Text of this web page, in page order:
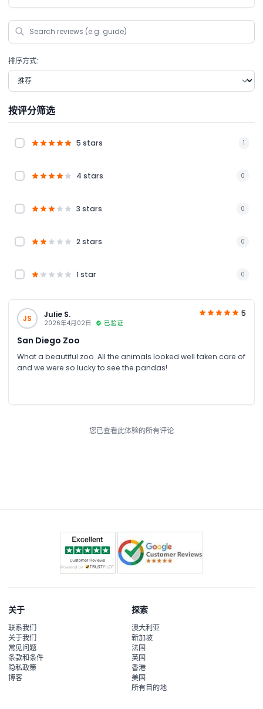
排序方式:
按评分筛选
5 stars 1
4 stars 0
3 stars 0
2 stars 0
1 star 0
JS Julie S.
2026年4月02日 已验证
5
San Diego Zoo
What a beautiful zoo. All the animals looked well taken care of
and we were so lucky to see the pandas!
您已查看此体验的所有评论
关于
联系我们
关于我们
常见问题
条款和条件
隐私政策
博客
探索
澳大利亚
新加坡
法国
英国
香港
美国
所有目的地